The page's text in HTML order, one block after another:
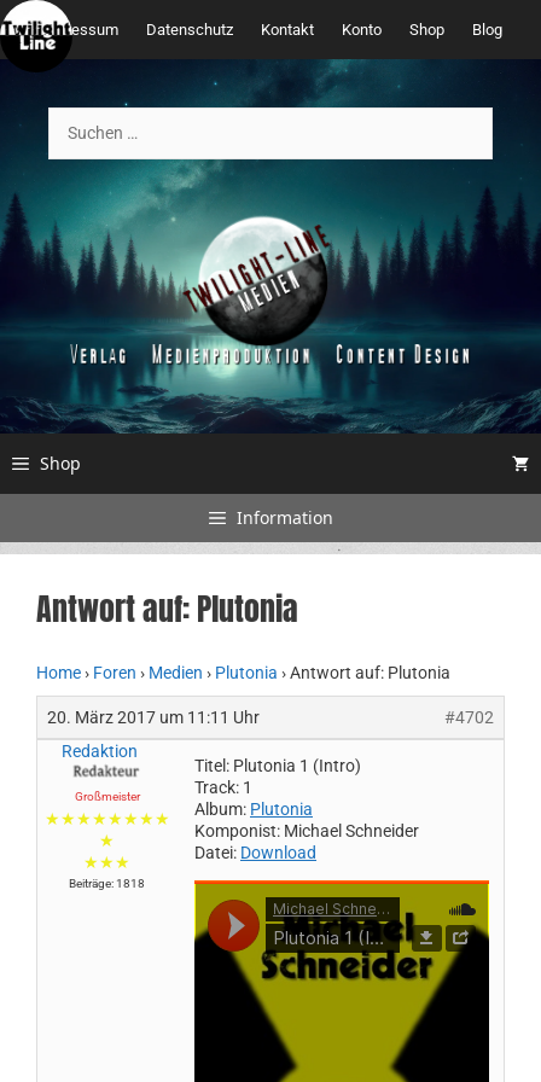
Zum
Inhalt
springen
Impressum Datenschutz Kontakt Konto Shop Blog
nach:
Shop
Information
Antwort auf: Plutonia
Home› Foren › Medien › Plutonia ›Antwort auf: Plutonia
20. März 2017 um 11:11 Uhr
#4702
Redaktion
Großmeister
★★★★★★★★
★
★★★
Beiträge: 1818
Titel: Plutonia 1 (Intro)
Track: 1
Album: Plutonia
Komponist: Michael Schneider
Datei: Download